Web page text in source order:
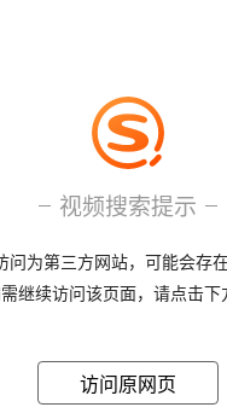
视频搜索提示
问为第三方网站，可能会存
继续访问该页面，请点击下
访问原网页